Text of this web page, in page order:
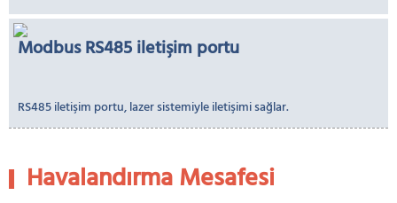
Modbus RS485 iletişim portu
RS485 iletişim portu, lazer sistemiyle iletişimi sağlar.
Havalandırma Mesafesi